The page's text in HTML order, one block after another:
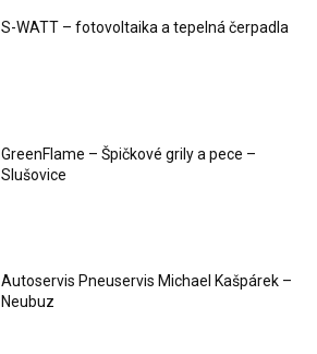
S-WATT – fotovoltaika a tepelná čerpadla
GreenFlame – Špičkové grily a pece –
Slušovice
Autoservis Pneuservis Michael Kašpárek –
Neubuz